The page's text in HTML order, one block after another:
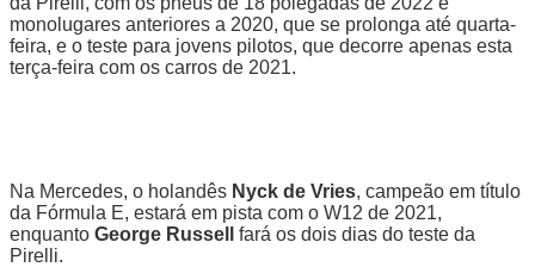
monolugares anteriores a 2020, que se prolonga até quarta-
feira, e o teste para jovens pilotos, que decorre apenas esta
terça-feira com os carros de 2021.
Na Mercedes, o holandês Nyck de Vries, campeão em título
da Fórmula E, estará em pista com o W12 de 2021,
enquanto George Russell
fará os dois dias do teste da
Pirelli.